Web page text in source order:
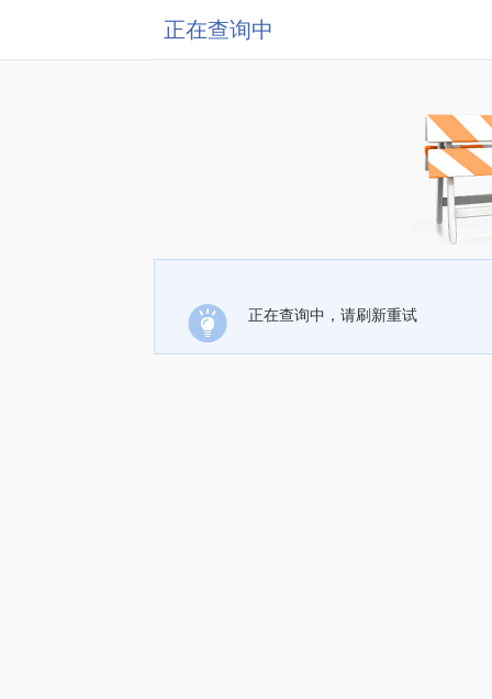
正在查询中
正在查询中，请刷新重试